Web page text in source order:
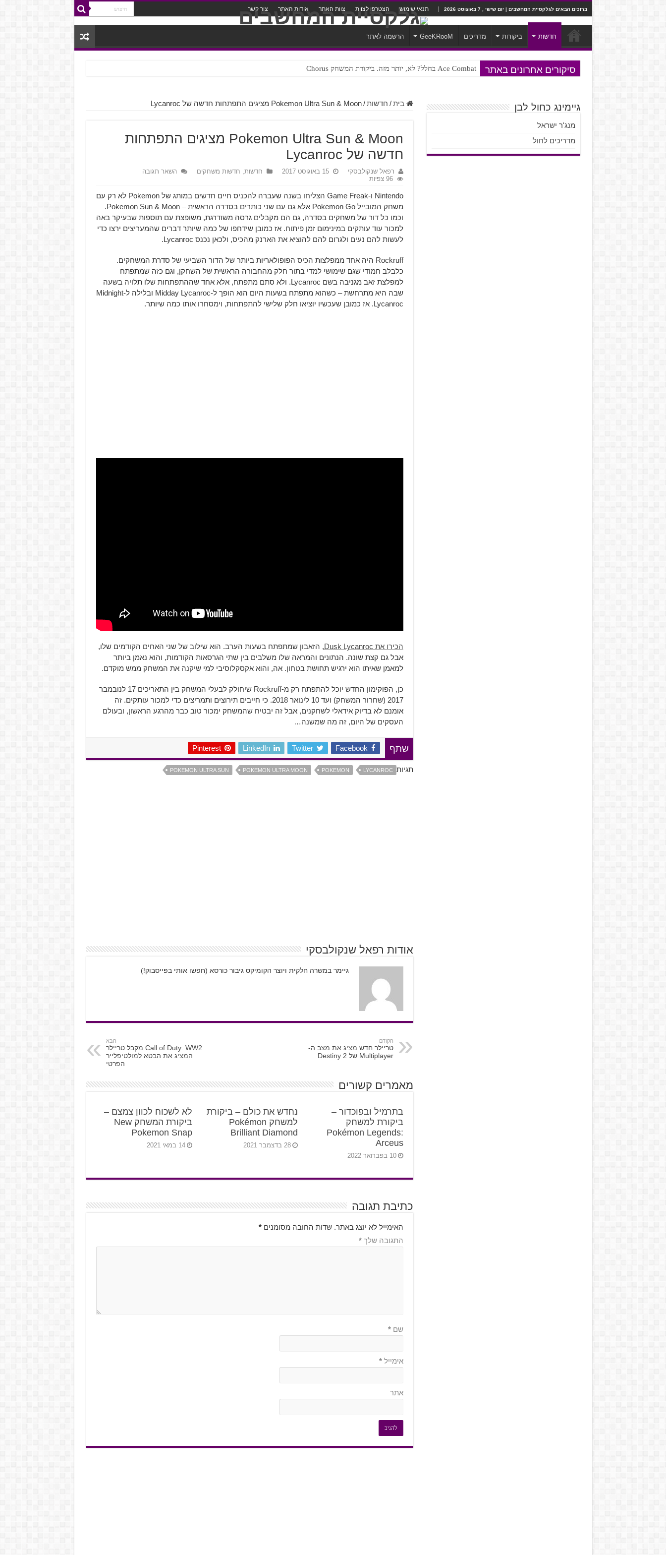
ברוכים הבאים לגלקסיית המחשבים | יום שישי , 7 באוגוסט 2026 תנאי שימוש הצטרפו לצוות צוות האתר אודות האתר צור קשר
חדשות ביקורות מדריכים GeeKRooM הרשמה לאתר
סיקורים אחרונים באתר Ace Combat בחלל? לא, יותר מזה. ביקורת המשחק Chorus
Steven Universe והשירים שתורגמו בצורה נוראית לעברית
בית / חדשות / Pokemon Ultra Sun & Moon מציגים התפתחות חדשה של Lycanroc
Pokemon Ultra Sun & Moon מציגים התפתחות
חדשה של Lycanroc
רפאל שנקולבסקי 15 באוגוסט 2017 חדשות, חדשות משחקים
השאר תגובה
96 צפיות
Nintendo ו-Game Freak הצליחו בשנה שעברה להכניס חיים חדשים במותג של Pokemon לא רק עם
משחק המובייל Pokemon Go אלא גם עם שני כותרים בסדרה הראשית – Pokemon Sun & Moon.
וכמו כל דור של משחקים בסדרה, גם הם מקבלים גרסה משודרגת, משופצת עם תוספות שבעיקר באה
למכור עוד עותקים במינימום זמן פיתוח. אז כמובן שידחפו של כמה שיותר דברים שהמעריצים ירצו כדי
לעשות להם נעים ולגרום להם להוציא את הארנק מהכיס, ולכאן נכנס Lycanroc.
Rockruff היה אחד ממפלצות הכיס הפופולאריות ביותר של הדור השביעי של סדרת המשחקים.
כלבלב חמודי שגם שימושי למדי בתור חלק מהחבורה הראשית של השחקן, וגם כזה שמתפתח
למפלצת זאב מגניבה בשם Lycanroc. ולא סתם מתפתח, אלא אחד שההתפתחות שלו תלויה בשעה
שבה היא מתרחשת – כשהוא מתפתח בשעות היום הוא הופך ל-Midday Lycanroc ובלילה ל-Midnight
Lycanroc. אז כמובן שעכשיו יוציאו חלק שלישי להתפתחות, וימסחרו אותו כמה שיותר.
הכירו את Dusk Lycanroc
, הזאבון שמתפתח בשעות הערב. הוא שילוב של שני האחים הקודמים שלו,
אבל גם קצת שונה. הנתונים והמראה שלו משלבים בין שתי הגרסאות הקודמות, והוא נאמן ביותר
למאמן שאיתו הוא ירגיש תחושת בטחון. אה, והוא אקסקלוסיבי למי שיקנה את המשחק ממש מוקדם.
כן, הפוקימון החדש יוכל להתפתח רק מ-Rockruff שיחולק לבעלי המשחק בין התאריכים 17 לנובמבר
2017 (שחרור המשחק) ועד 10 לינואר 2018. כי חייבים תירוצים ותמריצים כדי למכור עותקים. זה
אומנם לא בדיוק אידאלי לשחקנים, אבל זה יבטיח שהמשחק ימכור טוב כבר מהרגע הראשון, ובעולם
העסקים של היום, זה מה שמשנה…
שתף Facebook
Twitter
LinkedIn
Pinterest
תגיות LYCANROC
POKEMON
POKEMON ULTRA MOON
POKEMON ULTRA SUN
אודות רפאל שנקולבסקי
גיימר במשרה חלקית ויוצר הקומיקס גיבור כורסא (חפשו אותי בפייסבוק!)
הקודם
טריילר חדש מציג את מצב ה-
Multiplayer של Destiny 2
הבא
Call of Duty: WW2 מקבל טריילר
המציג את הבטא למולטיפלייר
הפרטי
מאמרים קשורים
בתרמיל ובפוכדור –
ביקורת למשחק
Pokémon Legends:
Arceus
10 בפברואר 2022
נחדש את כולם – ביקורת
למשחק Pokémon
Brilliant Diamond
28 בדצמבר 2021
לא לשכוח לכוון צמצם –
ביקורת המשחק New
Pokemon Snap
14 במאי 2021
כתיבת תגובה
האימייל לא יוצג באתר. שדות החובה מסומנים*
התגובה שלך*
שם*
אימייל*
אתר
גיימינג כחול לבן
מנג'ר ישראל
מדריכים לחול